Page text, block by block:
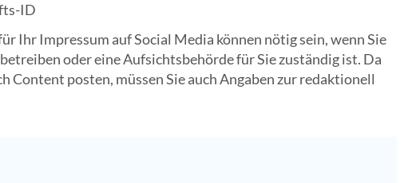
ID
Ihr Impressum auf Social Media können nötig sein, wenn Sie
betreiben oder eine Aufsichtsbehörde für Sie zuständig ist. Da
Content posten, müssen Sie auch Angaben zur redaktionell